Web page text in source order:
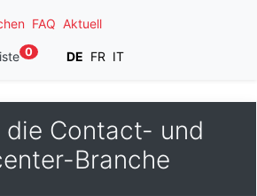
FAQ Aktuell
0 DE FR IT
die Contact- und
Branche